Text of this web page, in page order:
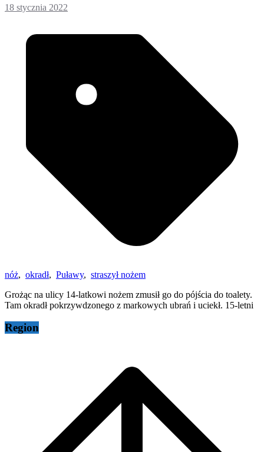
18 stycznia 2022
nóż, okradł, Puławy, straszył nożem
Grożąc na ulicy 14-latkowi nożem zmusił go do pójścia do toalety.
Tam okradł pokrzywdzonego z markowych ubrań i uciekł. 15-letni
Region